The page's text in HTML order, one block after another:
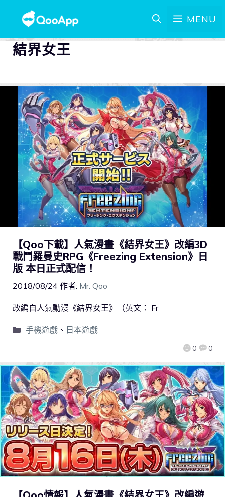
MENU
結界女王
【Qoo下載】人氣漫畫《結界女王》改編3D
戰鬥羅曼史RPG《Freezing Extension》日
版 本日正式配信！
2018/08/24 作者: Mr. Qoo
0 0
改編自人氣動漫《結界女王》（英文： Fr
手機遊戲、 日本遊戲